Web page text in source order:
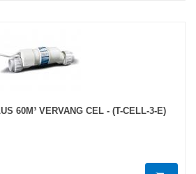
60M³ VERVANG CEL - (T-CELL-3-E)